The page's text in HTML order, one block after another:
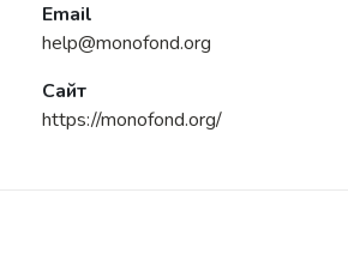
Email
help@monofond.org
Сайт
https://monofond.org/